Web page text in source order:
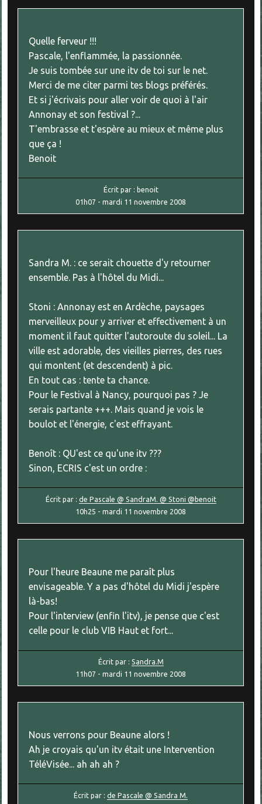
Quelle ferveur !!!
Pascale, l'enflammée, la passionnée.
Je suis tombée sur une itv de toi sur le net.
Merci de me citer parmi tes blogs préférés.
Et si j'écrivais pour aller voir de quoi à l'air
Annonay et son festival ?...
T'embrasse et t'espère au mieux et même plus
que ça !
Benoit
Écrit par : benoit
01h07 -mardi 11 novembre 2008
Sandra M. : ce serait chouette d'y retourner
ensemble. Pas à l'hôtel du Midi...
Stoni : Annonay est en Ardèche, paysages
merveilleux pour y arriver et effectivement à un
moment il faut quitter l'autoroute du soleil... La
ville est adorable, des vieilles pierres, des rues
qui montent (et descendent) à pic.
En tout cas : tente ta chance.
Pour le Festival à Nancy, pourquoi pas ? Je
serais partante +++. Mais quand je vois le
boulot et l'énergie, c'est effrayant.
Benoît : QU'est ce qu'une itv ???
Sinon, ECRIS c'est un ordre :
Écrit par : de Pascale @ SandraM. @ Stoni @benoit
10h25 -mardi 11 novembre 2008
Pour l'heure Beaune me paraît plus
envisageable. Y a pas d'hôtel du Midi j'espère
là-bas!
Pour l'interview (enfin l'itv), je pense que c'est
celle pour le club VIB Haut et fort...
Écrit par : Sandra.M
11h07 -mardi 11 novembre 2008
Nous verrons pour Beaune alors !
Ah je croyais qu'un itv était une Intervention
TéléVisée... ah ah ah ?
Écrit par :de Pascale @ Sandra M.